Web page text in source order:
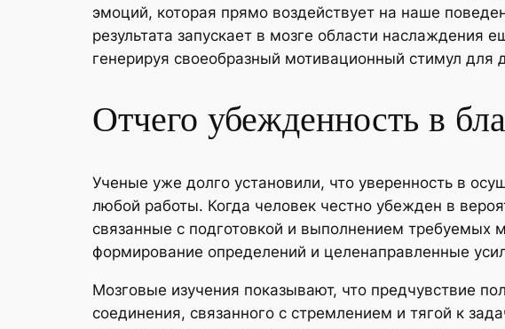
эмоций, которая прямо воздействует на наше
результата запускает в мозге области
генерируя своеобразный мотивационный стимул для
Отчего убежденность в
Ученые уже долго установили, что уверенность в
любой работы. Когда человек честно убежден в
связанные с подготовкой и выполнением требуемых
формирование определений и целенаправленные
Мозговые изучения показывают, что предчувствие
соединения, связанного с стремлением и тягой к